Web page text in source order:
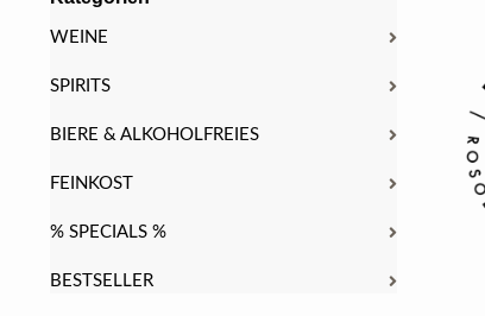
WEINE
SPIRITS
BIERE & ALKOHOLFREIES
FEINKOST
% SPECIALS %
BESTSELLER